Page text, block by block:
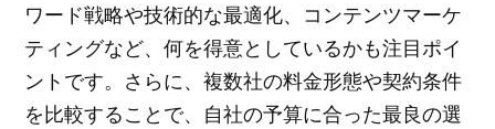
ワード戦略や技術的な最適化、コンテンツマーケ
ティングなど、何を得意としているかも注目ポイ
ントです。さらに、複数社の料金形態や契約条件
を比較することで、自社の予算に合った最良の選